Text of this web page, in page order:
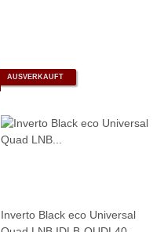
AUSVERKAUFT
Inverto Black eco Universal